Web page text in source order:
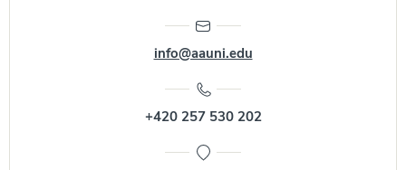
info@aauni.edu
+420 257 530 202